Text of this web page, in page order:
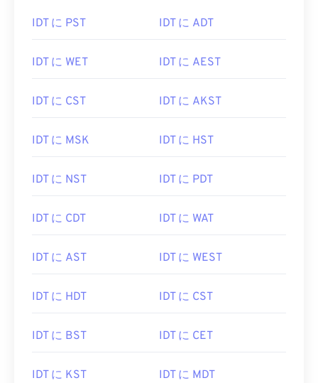
IDT に PST IDT に ADT
IDT に WET IDT に AEST
IDT に CST IDT に AKST
IDT に MSK IDT に HST
IDT に NST IDT に PDT
IDT に CDT IDT に WAT
IDT に AST IDT に WEST
IDT に HDT IDT に CST
IDT に BST IDT に CET
IDT に KST IDT に MDT